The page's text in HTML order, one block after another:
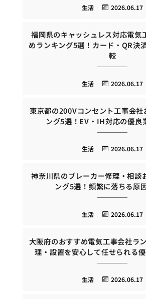
2026.06.17
生活
福岡県のキャッシュレス対応電気
めランキング5選！カード・QR決
較
2026.06.17
生活
東京都の200Vコンセント工事会社
ング5選！EV・IH対応の優良
2026.06.17
生活
神奈川県のブレーカー修理・相談
ング5選！頻繁に落ちる原
2026.06.17
生活
大阪府のおすすめ電気工事会社ラ
理・設置を安心して任せられる
2026.06.17
生活